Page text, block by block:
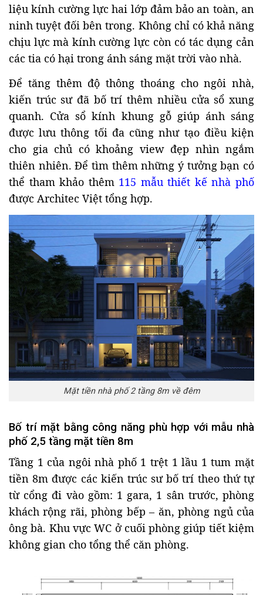
liệu kính cường lực hai lớp đảm bảo an toàn, an
ninh tuyệt đối bên trong. Không chỉ có khả năng
chịu lực mà kính cường lực còn có tác dụng cản
các tia có hại trong ánh sáng mặt trời vào nhà.
Để tăng thêm độ thông thoáng cho ngôi nhà,
kiến trúc sư đã bố trí thêm nhiều cửa sổ xung
quanh. Cửa sổ kính khung gỗ giúp ánh sáng
được lưu thông tối đa cũng như tạo điều kiện
cho gia chủ có khoảng view đẹp nhìn ngắm
thiên nhiên. Để tìm thêm những ý tưởng bạn có
thể tham khảo thêm 115 mẫu thiết kế nhà phố
được Architec Việt tổng hợp.
Mặt tiền nhà phố 2 tầng 8m về đêm
Bố trí mặt bằng công năng phù hợp với mẫu nhà
phố 2,5 tầng mặt tiền 8m
Tầng 1 của ngôi nhà phố 1 trệt 1 lầu 1 tum mặt
tiền 8m được các kiến trúc sư bố trí theo thứ tự
từ cổng đi vào gồm: 1 gara, 1 sân trước, phòng
khách rộng rãi, phòng bếp – ăn, phòng ngủ của
ông bà. Khu vực WC ở cuối phòng giúp tiết kiệm
không gian cho tổng thể căn phòng.